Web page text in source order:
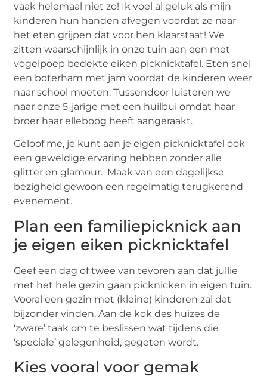
vaak helemaal niet zo! Ik voel al geluk als mijn
kinderen hun handen afvegen voordat ze naar
het eten grijpen dat voor hen klaarstaat! We
zitten waarschijnlijk in onze tuin aan een met
vogelpoep bedekte eiken picknicktafel. Eten snel
een boterham met jam voordat de kinderen weer
naar school moeten. Tussendoor luisteren we
naar onze 5-jarige met een huilbui omdat haar
broer haar elleboog heeft aangeraakt.
Geloof me, je kunt aan je eigen picknicktafel ook
een geweldige ervaring hebben zonder alle
glitter en glamour. Maak van een dagelijkse
bezigheid gewoon een regelmatig terugkerend
evenement.
Plan een familiepicknick aan
je eigen eiken picknicktafel
Geef een dag of twee van tevoren aan dat jullie
met het hele gezin gaan picknicken in eigen tuin.
Vooral een gezin met (kleine) kinderen zal dat
bijzonder vinden. Aan de kok des huizes de
‘zware’ taak om te beslissen wat tijdens die
‘speciale’ gelegenheid, gegeten wordt.
Kies vooral voor gemak